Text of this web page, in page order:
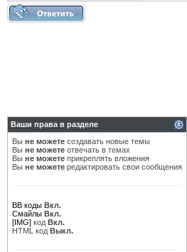
Ваши права в разделе
Вы не можете создавать новые темы
Вы не можете отвечать в темах
Вы не можете прикреплять вложения
Вы не можете редактировать свои сообщения
BB коды Вкл.
Смайлы Вкл.
[IMG] код Вкл.
HTML код Выкл.